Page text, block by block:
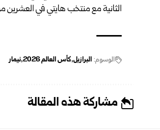
الثانية مع منتخب هايتي في العشرين
الوسوم: البرازيل كأس العالم 2026 نيمار
مشاركة هذه المقالة